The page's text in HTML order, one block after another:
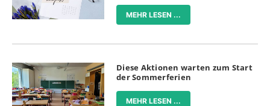
MEHR LESEN ...
Diese Aktionen warten zum Start
der Sommerferien
MEHR LESEN ...